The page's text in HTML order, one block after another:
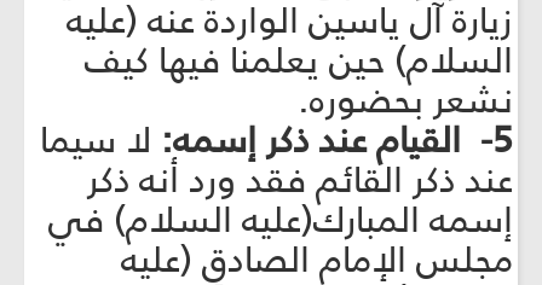
زيارة آل ياسين الواردة عنه (عليه
السلام) حين يعلمنا فيها كيف
نشعر بحضوره.
5- القيام عند ذكر إسمه: لا سيما
عند ذكر القائم فقد ورد أنه ذكر
إسمه المبارك(عليه السلام) في
مجلس الإمام الصادق (عليه